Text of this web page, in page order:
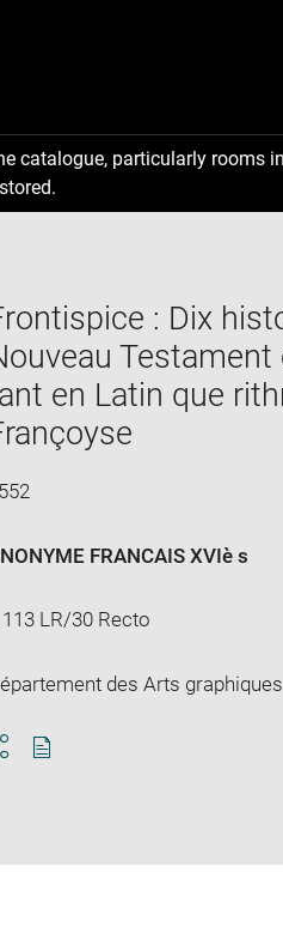
catalogue, particularly rooms
: Dix
Testament
en Latin que
FRANCAIS XVIè s
113 LR/30 Recto
des Arts graphiques